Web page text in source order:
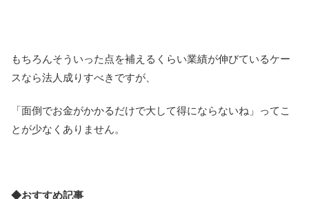
もちろんそういった点を補えるくらい業績が伸びているケー
スなら法人成りすべきですが、
「面倒でお金がかかるだけで大して得にならないね」ってこ
とが少なくありません。
◆おすすめ記事